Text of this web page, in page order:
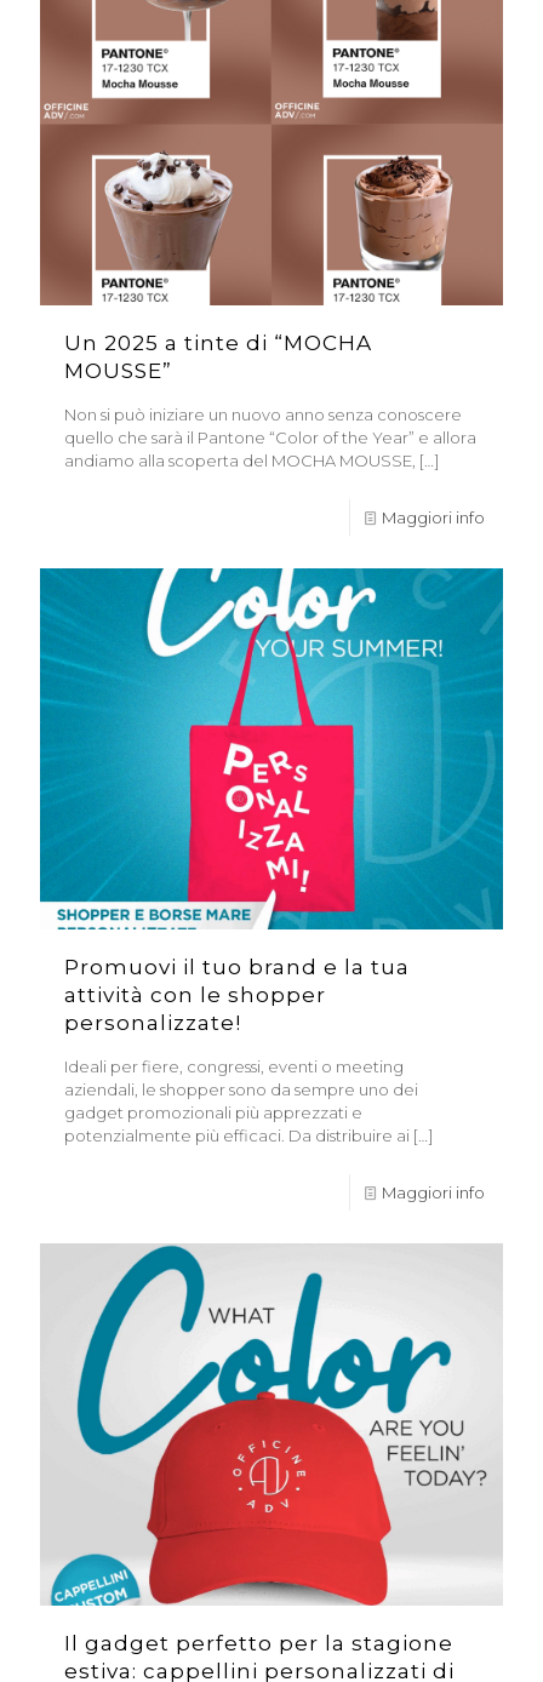
Un 2025 a tinte di “MOCHA
MOUSSE”
Non si può iniziare un nuovo anno senza conoscere
quello che sarà il Pantone “Color of the Year” e allora
andiamo alla scoperta del MOCHA MOUSSE, […]
Maggiori info
Promuovi il tuo brand e la tua
attività con le shopper
personalizzate!
Ideali per fiere, congressi, eventi o meeting
aziendali, le shopper sono da sempre uno dei
gadget promozionali più apprezzati e
potenzialmente più efficaci. Da distribuire ai […]
Maggiori info
Il gadget perfetto per la stagione
estiva: cappellini personalizzati di